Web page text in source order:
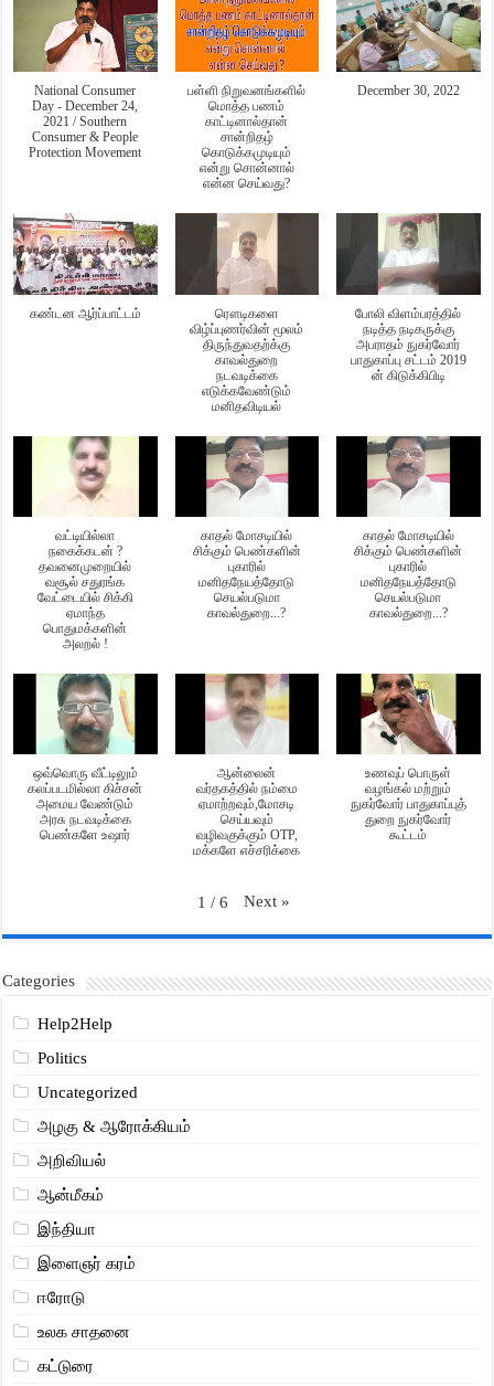
National Consumer
Day - December 24,
2021 / Southern
Consumer & People
Protection Movement
பள்ளி நிறுவனங்களில்
மொத்த பணம்
காட்டினால்தான்
சான்றிதழ்
கொடுக்கமுடியும்
என்று சொன்னால்
என்ன செய்வது?
December 30, 2022
கண்டன ஆர்ப்பாட்டம்
ரௌடிகளை
விழ்ப்புணர்வின் மூலம்
திருந்துவதற்க்கு
காவல்துறை
நடவடிக்கை
எடுக்கவேண்டும்
மனிதவிடியல்
போலி விளம்பரத்தில்
நடித்த நடிகருக்கு
அபராதம் நுகர்வோர்
பாதுகாப்பு சட்டம் 2019
ன் கிடுக்கிபிடி
வட்டியில்லா
நகைக்கடன் ?
தவனைமுறையில்
வசூல் சதுரங்க
வேட்டையில் சிக்கி
ஏமாந்த
பொதுமக்களின்
அலறல் !
காதல் மோசடியில்
சிக்கும் பெண்களின்
புகாரில்
மனிதநேயத்தோடு
செயல்படுமா
காவல்துறை...?
காதல் மோசடியில்
சிக்கும் பெண்களின்
புகாரில்
மனிதநேயத்தோடு
செயல்படுமா
காவல்துறை...?
ஒவ்வொரு வீட்டிலும்
கலப்படமில்லா கிச்சன்
அமைய வேண்டும்
அரசு நடவடிக்கை
பெண்களே உஷார்
ஆன்லைன்
வர்தகத்தில் நம்மை
ஏமாற்றவும்,மோசடி
செய்யவும்
வழிவகுக்கும் OTP,
மக்களே எச்சரிக்கை
உணவுப் பொருள்
வழங்கல் மற்றும்
நுகர்வோர் பாதுகாப்புத்
துறை நுகர்வோர்
கூட்டம்
1 / 6 Next »
Categories
Help2Help
Politics
Uncategorized
அழகு & ஆரோக்கியம்
அறிவியல்
ஆன்மீகம்
இந்தியா
இளைஞர் கரம்
ஈரோடு
உலக சாதனை
கட்டுரை